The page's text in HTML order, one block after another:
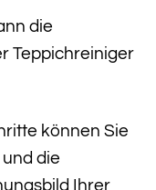
die
Teppichreiniger
können Sie
und die
Ihrer